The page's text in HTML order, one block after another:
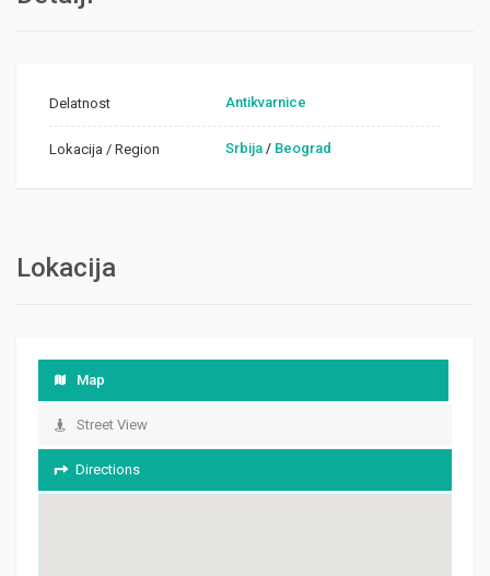
Delatnost Antikvarnice
Lokacija / Region Srbija / Beograd
Lokacija
Map
Street View
Directions